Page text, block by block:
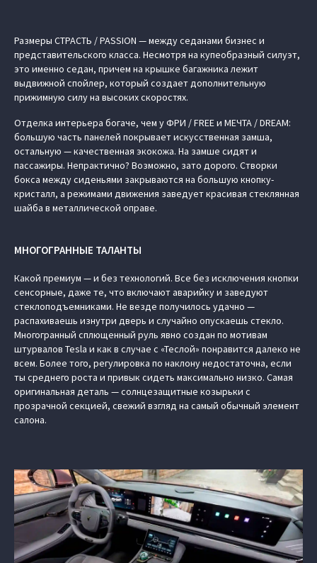
Размеры СТРАСТЬ / PASSION — между седанами бизнес и
представительского класса. Несмотря на купеобразный силуэт,
это именно седан, причем на крышке багажника лежит
выдвижной спойлер, который создает дополнительную
прижимную силу на высоких скоростях.
Отделка интерьера богаче, чем у ФРИ / FREE и МЕЧТА / DREAM:
большую часть панелей покрывает искусственная замша,
остальную — качественная экокожа. На замше сидят и
пассажиры. Непрактично? Возможно, зато дорого. Створки
бокса между сиденьями закрываются на большую кнопку-
кристалл, а режимами движения заведует красивая стеклянная
шайба в металлической оправе.
МНОГОГРАННЫЕ ТАЛАНТЫ
Какой премиум — и без технологий. Все без исключения кнопки
сенсорные, даже те, что включают аварийку и заведуют
стеклоподъемниками. Не везде получилось удачно —
распахиваешь изнутри дверь и случайно опускаешь стекло.
Многогранный сплющенный руль явно создан по мотивам
штурвалов Tesla и как в случае с «Теслой» понравится далеко не
всем. Более того, регулировка по наклону недостаточна, если
ты среднего роста и привык сидеть максимально низко. Самая
оригинальная деталь — солнцезащитные козырьки с
прозрачной секцией, свежий взгляд на самый обычный элемент
салона.